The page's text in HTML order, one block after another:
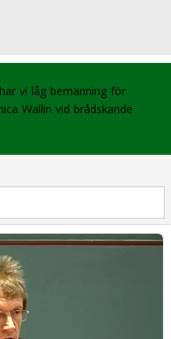
vi låg bemanning för
Wallin vid brådskande